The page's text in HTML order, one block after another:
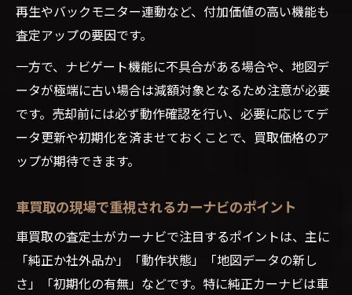
再生やバックモニター連動など、付加価値の高い機能も
査定アップの要因です。
一方で、ナビゲート機能に不具合がある場合や、地図デ
ータが極端に古い場合は減額対象となるため注意が必要
です。売却前には必ず動作確認を行い、必要に応じてデ
ータ更新や初期化を済ませておくことで、買取価格のア
ップが期待できます。
車買取の現場で重視されるカーナビのポイント
車買取の査定士がカーナビで注目するポイントは、主に
「純正か社外品か」「動作状態」「地図データの新し
さ」「初期化の有無」などです。特に純正カーナビは車